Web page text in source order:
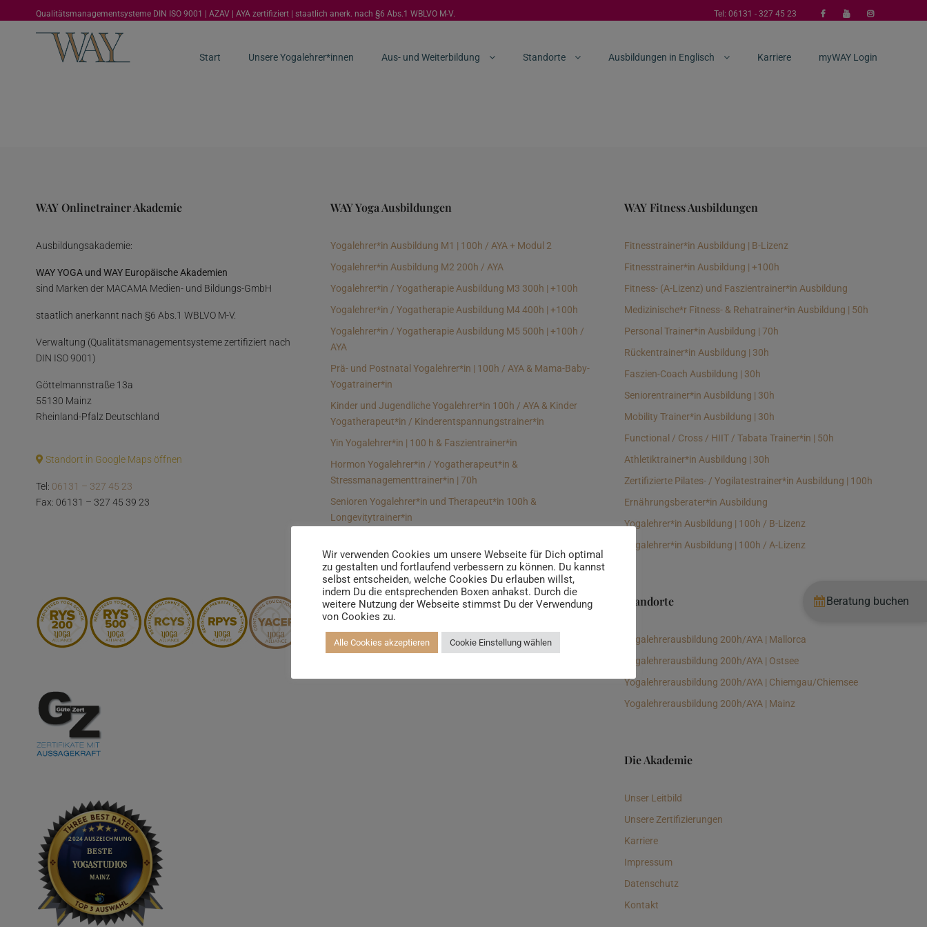
Qualitätsmanagementsysteme DIN ISO 9001 | AZAV | AYA zertifiziert | staatlich anerk. nach §6 Abs.1 WBLVO M-V. Tel: 06131 - 327 45 23
Start Unsere Yogalehrer*innen Aus- und Weiterbildung Standorte Ausbildungen in Englisch Karriere myWAY Login
WAY Onlinetrainer Akademie
Ausbildungsakademie:
WAY YOGA und WAY Europäische Akademien
sind Marken der MACAMA Medien- und Bildungs-GmbH
staatlich anerkannt nach §6 Abs.1 WBLVO M-V.
Verwaltung (Qualitätsmanagementsysteme zertifiziert nach
DIN ISO 9001)
Göttelmannstraße 13a
55130 Mainz
Rheinland-Pfalz Deutschland
Standort in Google Maps öffnen
Tel: 06131 – 327 45 23
Fax: 06131 – 327 45 39 23
WAY Yoga Ausbildungen
Yogalehrer*in Ausbildung M1 | 100h / AYA + Modul 2
Yogalehrer*in Ausbildung M2 200h / AYA
Yogalehrer*in / Yogatherapie Ausbildung M3 300h | +100h
Yogalehrer*in / Yogatherapie Ausbildung M4 400h | +100h
Yogalehrer*in / Yogatherapie Ausbildung M5 500h | +100h /
AYA
Prä- und Postnatal Yogalehrer*in | 100h / AYA & Mama-Baby-
Yogatrainer*in
Kinder und Jugendliche Yogalehrer*in 100h / AYA & Kinder
Yogatherapeut*in / Kinderentspannungstrainer*in
Yin Yogalehrer*in | 100 h & Faszientrainer*in
Hormon Yogalehrer*in / Yogatherapeut*in &
Stressmanagementtrainer*in | 70h
Senioren Yogalehrer*in und Therapeut*in 100h &
Longevitytrainer*in
Meditationsleiter*in | 50h & Achtsamkeitstrainer*in
Yoga Alignmenttrainer*in | 40h
Yoga Hilfsmitteltrainer*in Ausbildung | 10 h
WAY Fitness Ausbildungen
Fitnesstrainer*in Ausbildung | B-Lizenz
Fitnesstrainer*in Ausbildung | +100h
Fitness- (A-Lizenz) und Faszientrainer*in Ausbildung
Medizinische*r Fitness- & Rehatrainer*in Ausbildung | 50h
Personal Trainer*in Ausbildung | 70h
Rückentrainer*in Ausbildung | 30h
Faszien-Coach Ausbildung | 30h
Seniorentrainer*in Ausbildung | 30h
Mobility Trainer*in Ausbildung | 30h
Functional / Cross / HIIT / Tabata Trainer*in | 50h
Athletiktrainer*in Ausbildung | 30h
Zertifizierte Pilates- / Yogilatestrainer*in Ausbildung | 100h
Ernährungsberater*in Ausbildung
Yogalehrer*in Ausbildung | 100h / B-Lizenz
Yogalehrer*in Ausbildung | 100h / A-Lizenz
Standorte
Yogalehrerausbildung 200h/AYA | Mallorca
Yogalehrerausbildung 200h/AYA | Ostsee
Yogalehrerausbildung 200h/AYA | Chiemgau/Chiemsee
Yogalehrerausbildung 200h/AYA | Mainz
Die Akademie
Unser Leitbild
Unsere Zertifizierungen
Karriere
Impressum
Datenschutz
Kontakt
Wir verwenden Cookies um unsere Webseite für Dich optimal
zu gestalten und fortlaufend verbessern zu können. Du kannst
selbst entscheiden, welche Cookies Du erlauben willst,
indem Du die entsprechenden Boxen anhakst. Durch die
weitere Nutzung der Webseite stimmst Du der Verwendung
von Cookies zu.
Alle Cookies akzeptieren Cookie Einstellung wählen
Beratung buchen